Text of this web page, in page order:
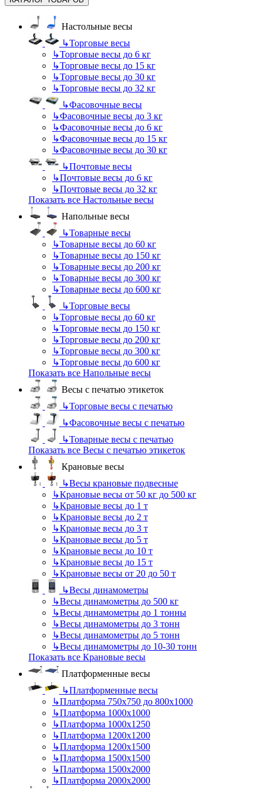
Настольные весы
↳Торговые весы
↳Торговые весы до 6 кг
↳Торговые весы до 15 кг
↳Торговые весы до 30 кг
↳Торговые весы до 32 кг
↳Фасовочные весы
↳Фасовочные весы до 3 кг
↳Фасовочные весы до 6 кг
↳Фасовочные весы до 15 кг
↳Фасовочные весы до 30 кг
↳Почтовые весы
↳Почтовые весы до 6 кг
↳Почтовые весы до 32 кг
Показать все Настольные весы
Напольные весы
↳Товарные весы
↳Товарные весы до 60 кг
↳Товарные весы до 150 кг
↳Товарные весы до 200 кг
↳Товарные весы до 300 кг
↳Товарные весы до 600 кг
↳Торговые весы
↳Торговые весы до 60 кг
↳Торговые весы до 150 кг
↳Торговые весы до 200 кг
↳Торговые весы до 300 кг
↳Торговые весы до 600 кг
Показать все Напольные весы
Весы с печатью этикеток
↳Торговые весы с печатью
↳Фасовочные весы с печатью
↳Товарные весы с печатью
Показать все Весы с печатью этикеток
Крановые весы
↳Весы крановые подвесные
↳Крановые весы от 50 кг до 500 кг
↳Крановые весы до 1 т
↳Крановые весы до 2 т
↳Крановые весы до 3 т
↳Крановые весы до 5 т
↳Крановые весы до 10 т
↳Крановые весы до 15 т
↳Крановые весы от 20 до 50 т
↳Весы динамометры
↳Весы динамометры до 500 кг
↳Весы динамометры до 1 тонны
↳Весы динамометры до 3 тонн
↳Весы динамометры до 5 тонн
↳Весы динамометры до 10-30 тонн
Показать все Крановые весы
Платформенные весы
↳Платформенные весы
↳Платформа 750х750 до 800х1000
↳Платформа 1000х1000
↳Платформа 1000х1250
↳Платформа 1200х1200
↳Платформа 1200х1500
↳Платформа 1500х1500
↳Платформа 1500х2000
↳Платформа 2000х2000